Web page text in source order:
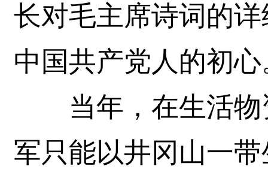
长对毛主席诗词的
中国共产党人的初心
当年，在生活物
军只能以井冈山一